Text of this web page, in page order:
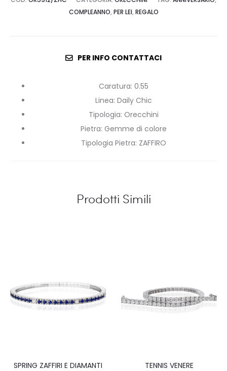
COMPLEANNO, PER LEI, REGALO
PER INFO CONTATTACI
Caratura: 0.55
Linea: Daily Chic
Tipologia: Orecchini
Pietra: Gemme di colore
Tipologia Pietra: ZAFFIRO
Prodotti Simili
SPRING ZAFFIRI E DIAMANTI TENNIS VENERE